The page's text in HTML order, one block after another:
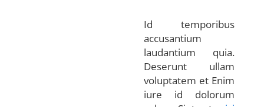
Id temporibus
accusantium
laudantium quia.
Deserunt ullam
voluptatem et Enim
iure id dolorum